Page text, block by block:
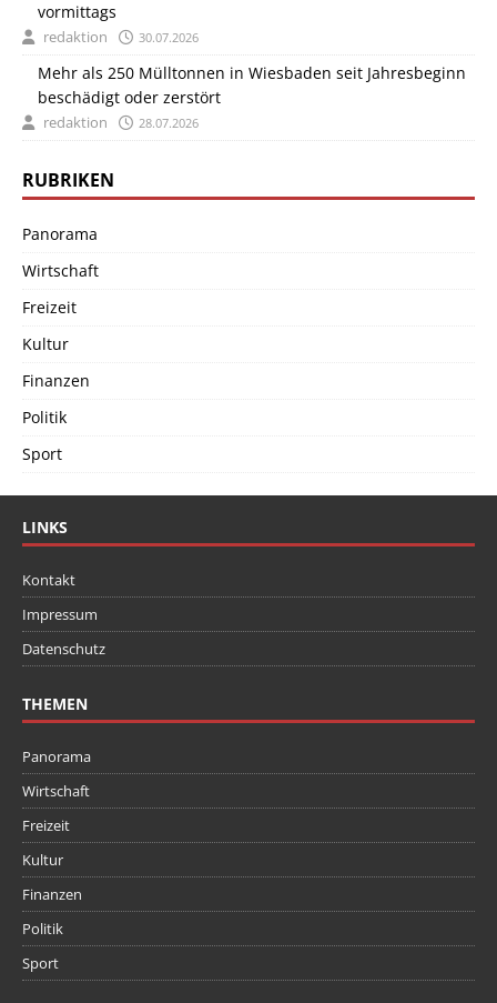
vormittags
redaktion 30.07.2026
Mehr als 250 Mülltonnen in Wiesbaden seit Jahresbeginn
beschädigt oder zerstört
redaktion 28.07.2026
RUBRIKEN
Panorama
Wirtschaft
Freizeit
Kultur
Finanzen
Politik
Sport
LINKS
Kontakt
Impressum
Datenschutz
THEMEN
Panorama
Wirtschaft
Freizeit
Kultur
Finanzen
Politik
Sport